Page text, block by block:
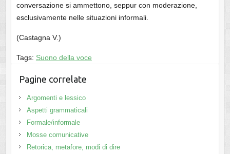
conversazione si ammettono, seppur con moderazione,
esclusivamente nelle situazioni informali.
(Castagna V.)
Tags: Suono della voce
Pagine correlate
Argomenti e lessico
Aspetti grammaticali
Formale/informale
Mosse comunicative
Retorica, metafore, modi di dire